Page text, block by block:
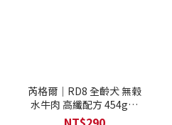
芮格爾｜RD8 全齡犬 無榖
水牛肉 高纖配方 454g｜
REGAL 天然犬糧 狗飼料